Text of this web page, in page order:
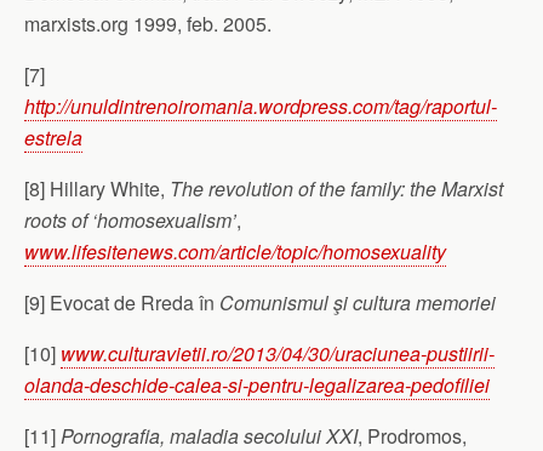
marxists.org 1999, feb. 2005.
[7]
http://unuldintrenoiromania.wordpress.com/tag/raportul-
estrela
[8] Hillary White, The revolution of the family: the Marxist
roots of ‘homosexualism’,
www.lifesitenews.com/article/topic/homosexuality
[9] Evocat de Rreda în Comunismul şi cultura memoriei
[10] www.culturavietii.ro/2013/04/30/uraciunea-pustiirii-
olanda-deschide-calea-si-pentru-legalizarea-pedofiliei
[11]Pornografia, maladia secolului XXI, Prodromos,